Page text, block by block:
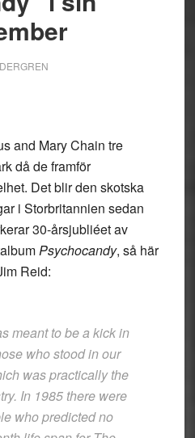
and Mary Chain tre
då de framför
Det blir den skotska
i Storbritannien sedan
30-årsjubliéet av
Psychocandy, så här
Reid:
meant to be a kick in
who stood in our
was practically the
In 1985 there were
who predicted no